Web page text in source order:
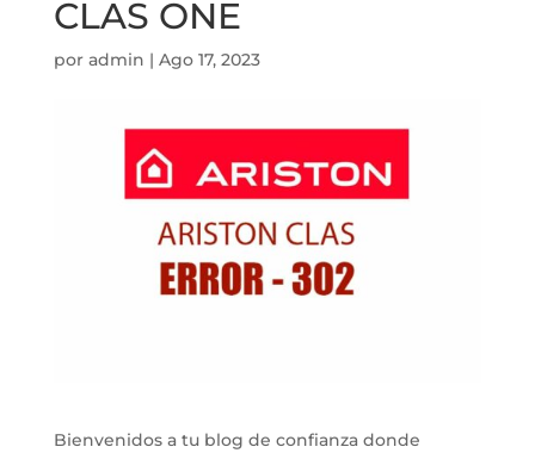
CLAS ONE
por admin | Ago 17, 2023
Bienvenidos a tu blog de confianza donde